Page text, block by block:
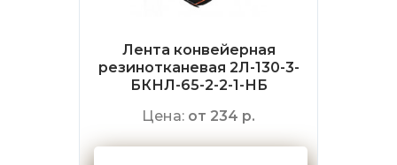
Лента конвейерная
резинотканевая 2Л-130-3-
БКНЛ-65-2-2-1-НБ
Цена: от 234 р.